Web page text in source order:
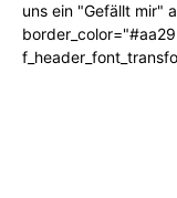
uns ein "Gefällt mir"